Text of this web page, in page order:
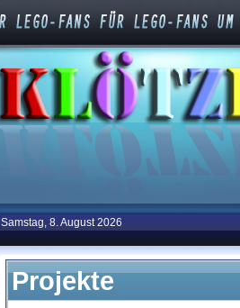
Samstag, 8. August 2026
Projekte